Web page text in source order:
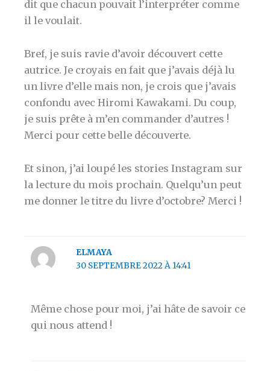
dit que chacun pouvait l’interpréter comme
il le voulait.
Bref, je suis ravie d’avoir découvert cette
autrice. Je croyais en fait que j’avais déjà lu
un livre d’elle mais non, je crois que j’avais
confondu avec Hiromi Kawakami. Du coup,
je suis prête à m’en commander d’autres !
Merci pour cette belle découverte.
Et sinon, j’ai loupé les stories Instagram sur
la lecture du mois prochain. Quelqu’un peut
me donner le titre du livre d’octobre? Merci !
ELMAYA
30 SEPTEMBRE 2022 À 14:41
Même chose pour moi, j’ai hâte de savoir ce
qui nous attend !